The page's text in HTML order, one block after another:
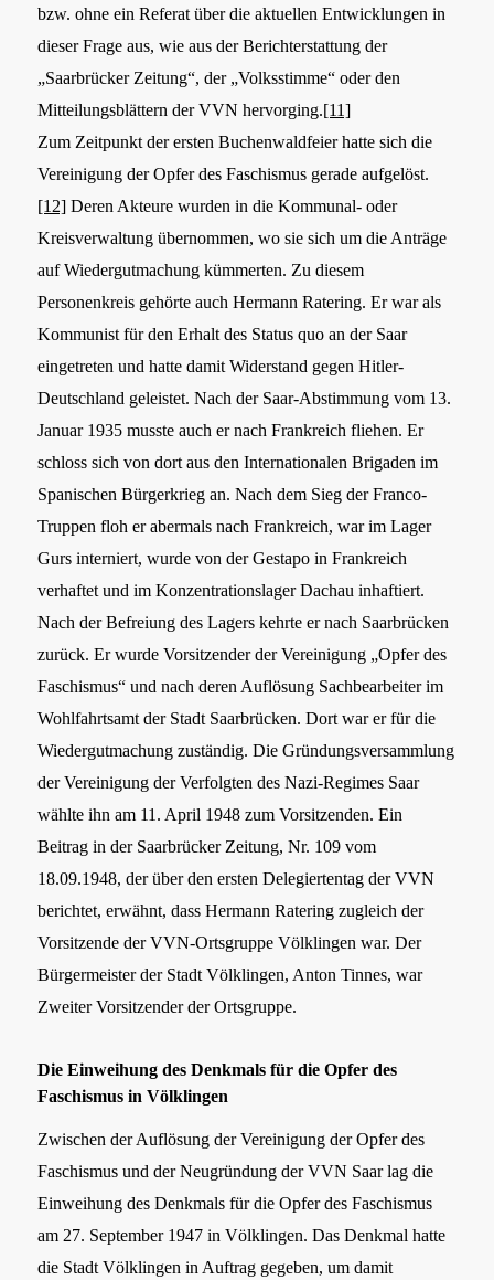
bzw. ohne ein Referat über die aktuellen Entwicklungen in
dieser Frage aus, wie aus der Berichterstattung der
„Saarbrücker Zeitung“, der „Volksstimme“ oder den
Mitteilungsblättern der VVN hervorging.[11]
Zum Zeitpunkt der ersten Buchenwaldfeier hatte sich die
Vereinigung der Opfer des Faschismus gerade aufgelöst.
[12]Deren Akteure wurden in die Kommunal- oder
Kreisverwaltung übernommen, wo sie sich um die Anträge
auf Wiedergutmachung kümmerten. Zu diesem
Personenkreis gehörte auch Hermann Ratering. Er war als
Kommunist für den Erhalt des Status quo an der Saar
eingetreten und hatte damit Widerstand gegen Hitler-
Deutschland geleistet. Nach der Saar-Abstimmung vom 13.
Januar 1935 musste auch er nach Frankreich fliehen. Er
schloss sich von dort aus den Internationalen Brigaden im
Spanischen Bürgerkrieg an. Nach dem Sieg der Franco-
Truppen floh er abermals nach Frankreich, war im Lager
Gurs interniert, wurde von der Gestapo in Frankreich
verhaftet und im Konzentrationslager Dachau inhaftiert.
Nach der Befreiung des Lagers kehrte er nach Saarbrücken
zurück. Er wurde Vorsitzender der Vereinigung „Opfer des
Faschismus“ und nach deren Auflösung Sachbearbeiter im
Wohlfahrtsamt der Stadt Saarbrücken. Dort war er für die
Wiedergutmachung zuständig. Die Gründungsversammlung
der Vereinigung der Verfolgten des Nazi-Regimes Saar
wählte ihn am 11. April 1948 zum Vorsitzenden. Ein
Beitrag in der Saarbrücker Zeitung, Nr. 109 vom
18.09.1948, der über den ersten Delegiertentag der VVN
berichtet, erwähnt, dass Hermann Ratering zugleich der
Vorsitzende der VVN-Ortsgruppe Völklingen war. Der
Bürgermeister der Stadt Völklingen, Anton Tinnes, war
Zweiter Vorsitzender der Ortsgruppe.
Die Einweihung des Denkmals für die Opfer des
Faschismus in Völklingen
Zwischen der Auflösung der Vereinigung der Opfer des
Faschismus und der Neugründung der VVN Saar lag die
Einweihung des Denkmals für die Opfer des Faschismus
am 27. September 1947 in Völklingen. Das Denkmal hatte
die Stadt Völklingen in Auftrag gegeben, um damit